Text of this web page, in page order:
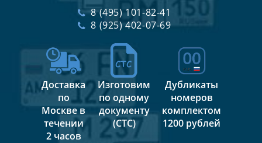
8 (495) 101-82-41
8 (925) 402-07-69
Доставка
по
Москве в
течении
2 часов
Изготовим
по одному
документу
(СТС)
Дубликаты
номеров
комплектом
1200 рублей